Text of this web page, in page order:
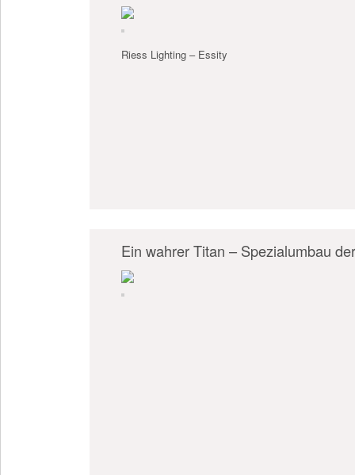
Riess Lighting – Essity
Ein wahrer Titan – Spezialumbau